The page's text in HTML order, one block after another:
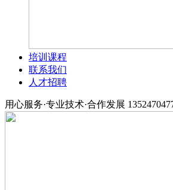
培训课程
联系我们
人才招聘
用心服务·专业技术·合作发展